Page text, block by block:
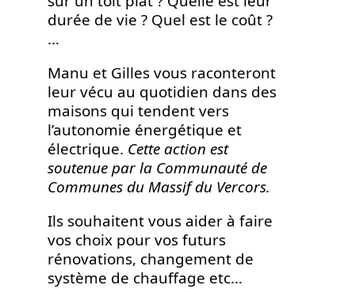
durée de vie ? Quel est le coût ?
…
Manu et Gilles vous raconteront
leur vécu au quotidien dans des
maisons qui tendent vers
l’autonomie énergétique et
électrique. Cette action est
soutenue par la Communauté de
Communes du Massif du Vercors.
Ils souhaitent vous aider à faire
vos choix pour vos futurs
rénovations, changement de
système de chauffage etc…